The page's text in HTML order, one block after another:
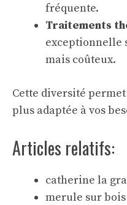
fréquente.
Traitements
exceptionnelle
mais coûteux.
Cette diversité
plus adaptée à vos
Articles relatifs:
catherine la
merule sur